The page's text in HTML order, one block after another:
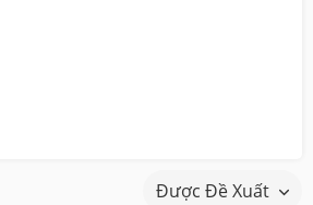
Được Đề Xuất